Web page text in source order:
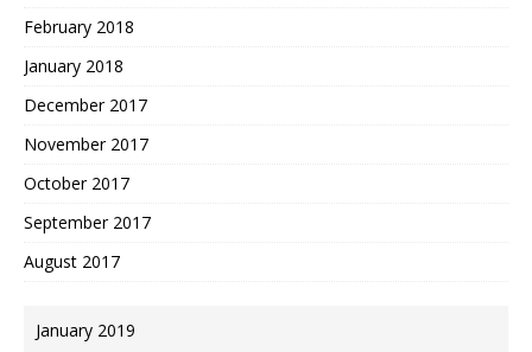
February 2018
January 2018
December 2017
November 2017
October 2017
September 2017
August 2017
January 2019